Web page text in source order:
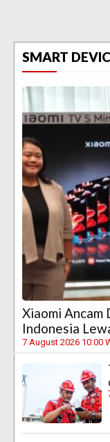
SMART
Xiaomi Ancam
Indonesia
7 August 2026 10:00